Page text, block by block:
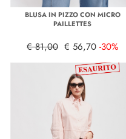
BLUSA IN PIZZO CON MICRO
PAILLETTES
€ 81,00 € 56,70 -30%